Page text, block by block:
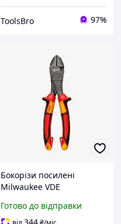
ToolsBro 97%
Бокорізи посилені
Milwaukee VDE
(4932464569)
Готово до відправки